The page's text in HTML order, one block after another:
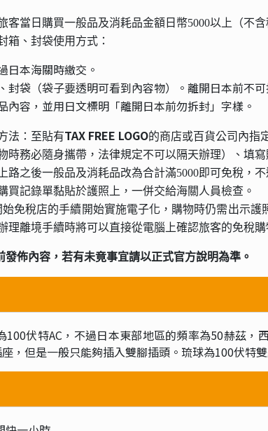
客當日購買一般品及消耗品金額日幣5000以上（不
箱、封袋使用方式：
日本海關時繳交。
封袋（袋子要透明可看到內容物）。離開日本前不可
內容，並用日文標明「離開日本前勿拆封」字樣。
法： 至貼有TAX FREE LOGO的商店或百貨公司內指
時務必隨身攜帶，法律規定不可以隔天辦理）、填
路之後一般品及消耗品改為合計滿5000即可免稅，
買記錄單黏貼於護照上，一併交給海關人員檢查。
始免稅店的手續開始實施電子化，購物時仍需出示
理離境手續時將可以直接從電腦上確認旅客的免稅購
佈內容，若有未竟事宜請以正式官方說明為準。
100伏特AC，不過日本東部地區的頻率為50赫茲
，但是一般只能夠插入雙腳插頭。琉球為100伏特雙